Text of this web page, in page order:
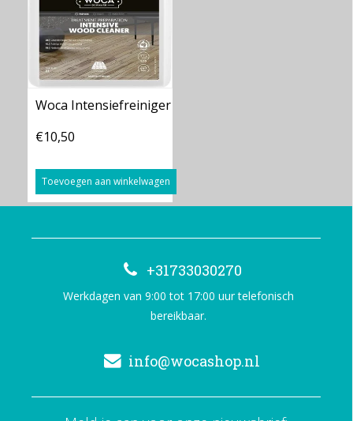
Woca Intensiefreiniger
€10,50
Toevoegen aan winkelwagen
+31733030270
Werkdagen van 9:00 tot 17:00 uur telefonisch
bereikbaar.
info@wocashop.nl